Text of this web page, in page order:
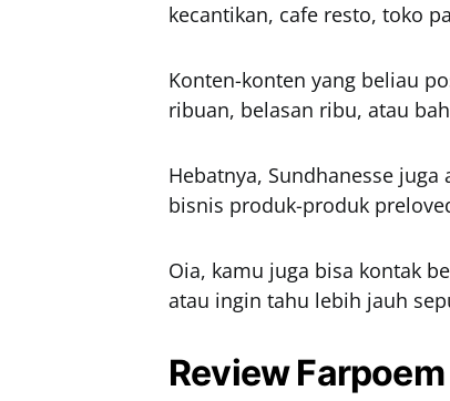
kecantikan, cafe resto, toko
Konten-konten yang beliau
ribuan, belasan ribu, atau
Hebatnya, Sundhanesse
bisnis produk-produk
Oia, kamu juga bisa kontak
atau ingin tahu lebih jauh
Review